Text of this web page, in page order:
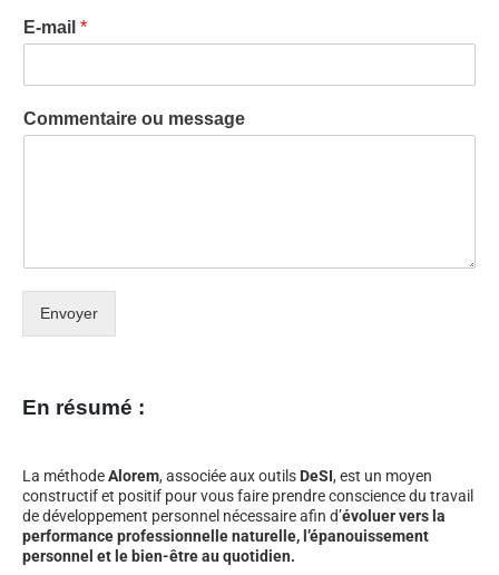
E-mail *
Commentaire ou message
Envoyer
En résumé :
La méthodeAlorem, associée aux outils DeSI, est un moyen
constructif et positif pour vous faire prendre conscience du travail
de développement personnel nécessaire afin d’évoluer vers la
performance professionnelle naturelle, l’épanouissement
personnel et le bien-être au quotidien.